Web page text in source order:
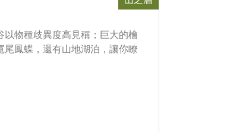
物種歧異度高見稱；巨大的檜
鳳蝶，還有山地湖泊，讓你瞭